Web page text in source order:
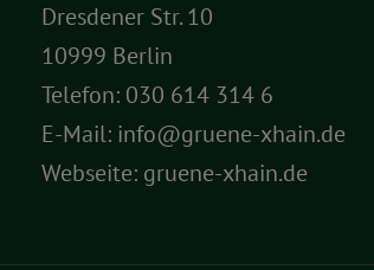
Dresdener Str. 10
10999 Berlin
Telefon: 030 614 314 6
E-Mail: info@gruene-xhain.de
Webseite: gruene-xhain.de